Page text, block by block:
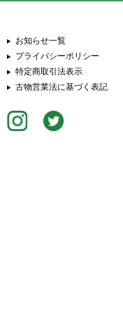
お知らせ一覧
プライバシーポリシー
特定商取引法表示
古物営業法に基づく表記